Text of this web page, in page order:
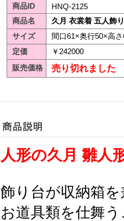
商品ID
HNQ-2125
商品名
久月 衣裳着 五人飾
サイズ
間口61×奥行50×高
定価
￥242000
販売価格
売り切れました
人形の久月 雛人
飾り台が収納箱
お道具類を仕舞